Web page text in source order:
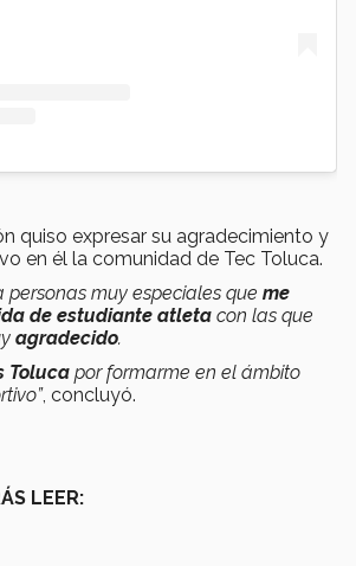
quiso expresar su agradecimiento y
en él la comunidad de Tec Toluca.
personas muy especiales que me
de estudiante atleta con las que
agradecido.
Toluca por formarme en el ámbito
, concluyó.
LEER: